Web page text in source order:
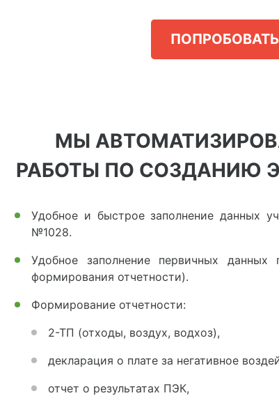
МЫ
РАБОТЫ ПО СОЗДАНИЮ
Удобное и быстрое заполнение данных
№1028.
Удобное заполнение первичных
формирования отчетности).
Формирование отчетности:
2-ТП (отходы, воздух, водхоз),
декларация о плате за негативное
отчет о результатах ПЭК,